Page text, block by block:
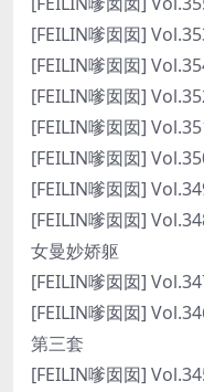
[FEILIN嗲囡囡]
[FEILIN嗲囡囡]
[FEILIN嗲囡囡]
[FEILIN嗲囡囡]
[FEILIN嗲囡囡]
[FEILIN嗲囡囡]
[FEILIN嗲囡囡]
女曼妙娇躯
[FEILIN嗲囡囡]
[FEILIN嗲囡囡]
第三套
[FEILIN嗲囡囡]